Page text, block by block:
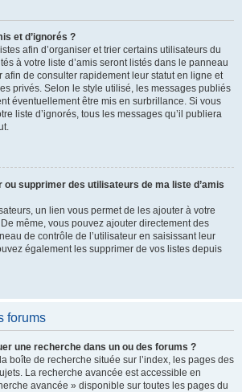
et d’ignorés ?
afin d’organiser et trier certains utilisateurs du
à votre liste d’amis seront listés dans le panneau
afin de consulter rapidement leur statut en ligne et
privés. Selon le style utilisé, les messages publiés
éventuellement être mis en surbrillance. Si vous
liste d’ignorés, tous les messages qu’il publiera
supprimer des utilisateurs de ma liste d’amis
un lien vous permet de les ajouter à votre
De même, vous pouvez ajouter directement des
de contrôle de l’utilisateur en saisissant leur
également les supprimer de vos listes depuis
forums
une recherche dans un ou des forums ?
boîte de recherche située sur l’index, les pages des
La recherche avancée est accessible en
avancée » disponible sur toutes les pages du